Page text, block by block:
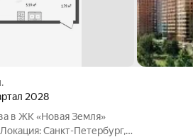
2028
в ЖК «Новая Земля»